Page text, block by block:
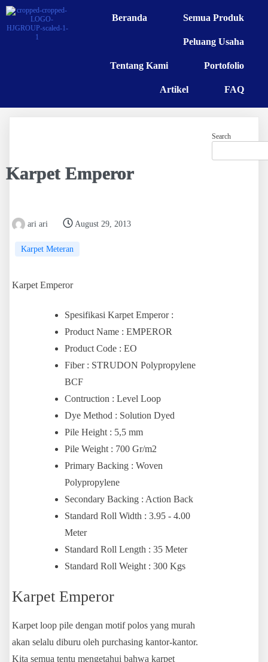
Beranda Semua Produk
Peluang Usaha
Tentang Kami Portofolio
Artikel FAQ
Karpet Emperor
ari ari August 29, 2013
Karpet Meteran
Karpet Emperor
Spesifikasi Karpet Emperor :
Product Name : EMPEROR
Product Code : EO
Fiber : STRUDON Polypropylene
BCF
Contruction : Level Loop
Dye Method : Solution Dyed
Pile Height : 5,5 mm
Pile Weight : 700 Gr/m2
Primary Backing : Woven
Polypropylene
Secondary Backing : Action Back
Standard Roll Width : 3.95 - 4.00
Meter
Standard Roll Length : 35 Meter
Standard Roll Weight : 300 Kgs
Karpet Emperor
Karpet loop pile dengan motif polos yang murah
akan selalu diburu oleh purchasing kantor-kantor.
Kita semua tentu mengetahui bahwa karpet
Search